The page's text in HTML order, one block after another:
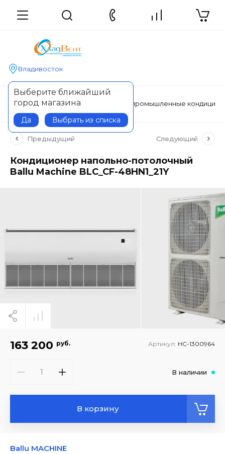
Владивосток
Выберите ближайший
город магазина
Да Выбрать из списка
Главная Кондиционеры Полупромышленные
Предыдущий Следующий
Кондиционер напольно-потолочный
Ballu Machine BLC_CF-48HN1_21Y
Ballu MACHINE
163 200 руб. Артикул: НС-1300964
В наличии
В корзину